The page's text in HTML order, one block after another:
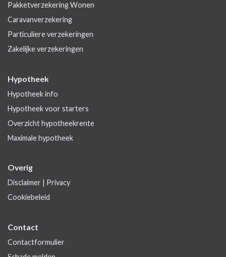
Pakketverzekering Wonen
Caravanverzekering
Particuliere verzekeringen
Zakelijke verzekeringen
Hypotheek
Hypotheek info
Hypotheek voor starters
Overzicht hypotheekrente
Maximale hypotheek
Overig
Disclaimer | Privacy
Cookiebeleid
Contact
Contactformulier